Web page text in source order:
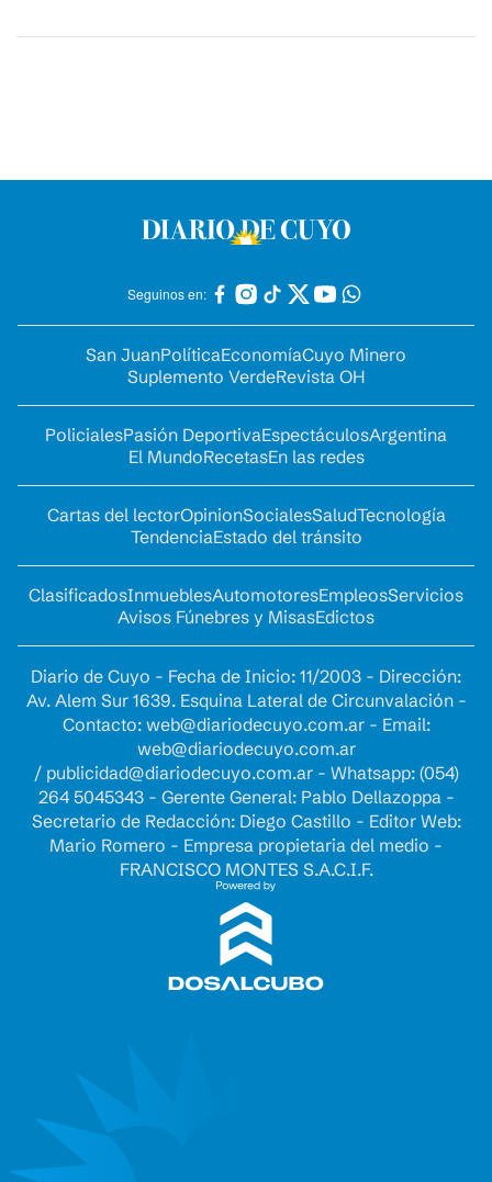
Seguinos en:
San JuanPolíticaEconomíaCuyo Minero
Suplemento VerdeRevista OH
PolicialesPasión DeportivaEspectáculosArgentina
El MundoRecetasEn las redes
Cartas del lectorOpinionSocialesSaludTecnología
TendenciaEstado del tránsito
ClasificadosInmueblesAutomotoresEmpleosServicios
Avisos Fúnebres y MisasEdictos
Diario de Cuyo - Fecha de Inicio: 11/2003 - Dirección:
Av. Alem Sur 1639. Esquina Lateral de Circunvalación -
Contacto: web@diariodecuyo.com.ar- Email:
web@diariodecuyo.com.ar
/ publicidad@diariodecuyo.com.ar- Whatsapp: (054)
264 5045343 - Gerente General: Pablo Dellazoppa -
Secretario de Redacción: Diego Castillo - Editor Web:
Mario Romero - Empresa propietaria del medio -
FRANCISCO MONTES S.A.C.I.F.